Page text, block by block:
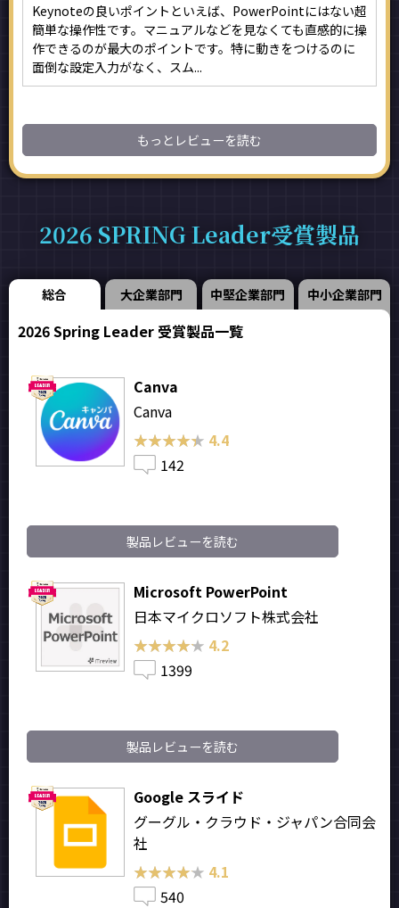
Keynoteの良いポイントといえば、PowerPointにはない超
簡単な操作性です。マニュアルなどを見なくても直感的に操
作できるのが最大のポイントです。特に動きをつけるのに
面倒な設定入力がなく、スム...
もっとレビューを読む
2026 SPRING Leader受賞製品
総合 大企業部門 中堅企業部門 中小企業部門
2026 Spring Leader 受賞製品一覧
Canva
Canva
★★★★★
★★★★★ 4.4
142
製品レビューを読む
Microsoft PowerPoint
日本マイクロソフト株式会社
★★★★★
★★★★★ 4.2
1399
製品レビューを読む
Google スライド
グーグル・クラウド・ジャパン合同会
社
★★★★★
★★★★★ 4.1
540